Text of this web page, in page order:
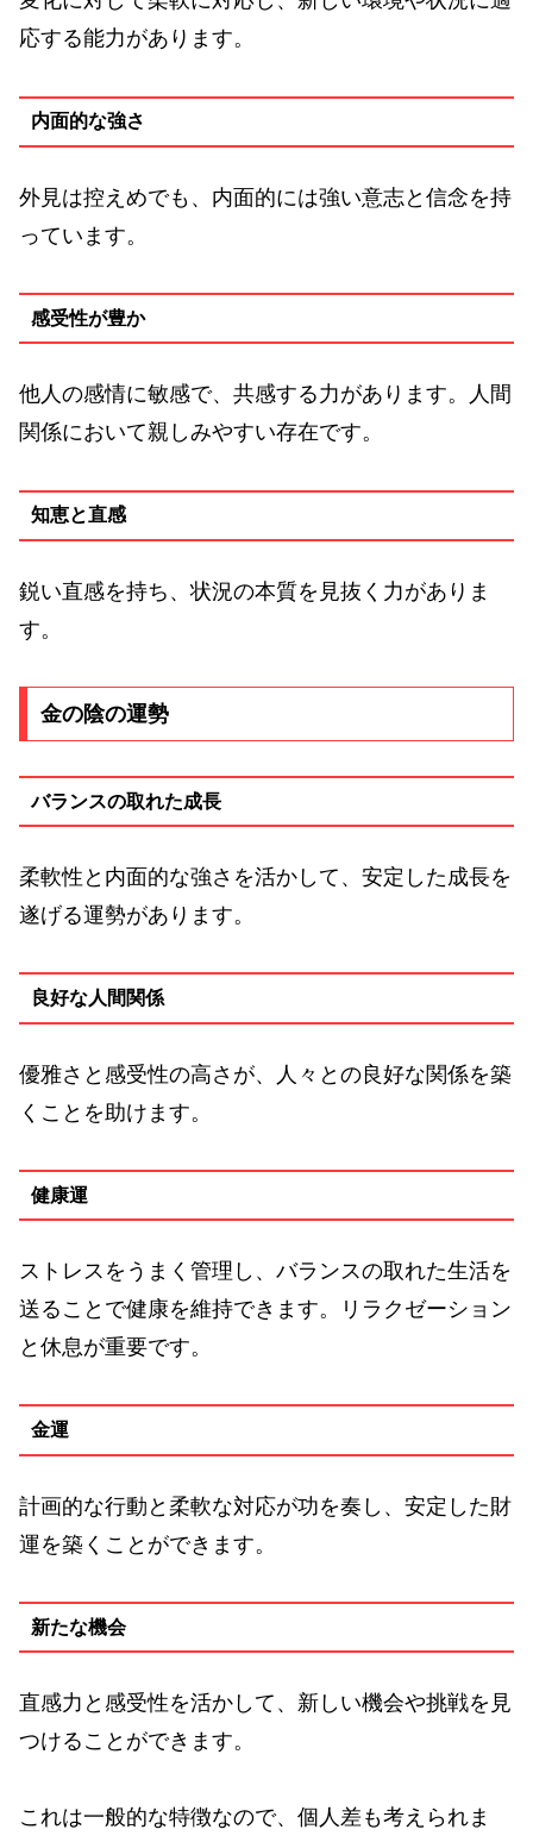
応する能力があります。
内面的な強さ
外見は控えめでも、内面的には強い意志と信念を持
っています。
感受性が豊か
他人の感情に敏感で、共感する力があります。人間
関係において親しみやすい存在です。
知恵と直感
鋭い直感を持ち、状況の本質を見抜く力がありま
す。
金の陰の運勢
バランスの取れた成長
柔軟性と内面的な強さを活かして、安定した成長を
遂げる運勢があります。
良好な人間関係
優雅さと感受性の高さが、人々との良好な関係を築
くことを助けます。
健康運
ストレスをうまく管理し、バランスの取れた生活を
送ることで健康を維持できます。リラクゼーション
と休息が重要です。
金運
計画的な行動と柔軟な対応が功を奏し、安定した財
運を築くことができます。
新たな機会
直感力と感受性を活かして、新しい機会や挑戦を見
つけることができます。
これは一般的な特徴なので、個人差も考えられま